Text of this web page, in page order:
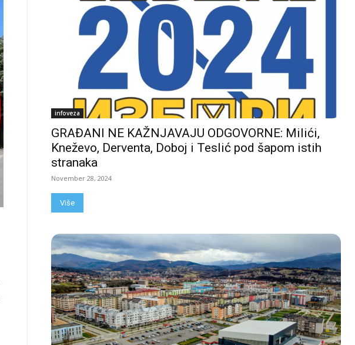
infoveza
GRAĐANI NE KAŽNJAVAJU ODGOVORNE: Milići,
Kneževo, Derventa, Doboj i Teslić pod šapom istih
stranaka
November 28, 2024
Više